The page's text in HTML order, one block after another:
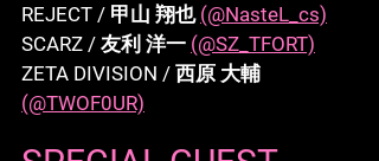
REJECT / 甲山 翔也 (@NasteL_cs)
SCARZ / 友利 洋一 (@SZ_TFORT)
ZETA DIVISION / 西原 大輔
(@TWOF0UR)